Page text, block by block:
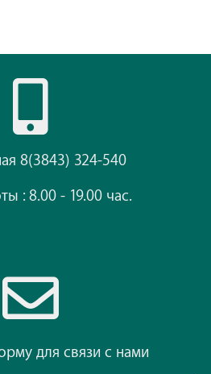
8(3843) 324-540
: 8.00 - 19.00 час.
для связи с нами